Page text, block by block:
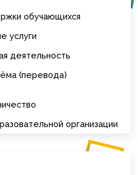
обучающихся
услуги
деятельность
(перевода)
организации